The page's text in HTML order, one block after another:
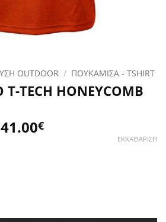
OUTDOOR / ΠΟΥΚΑΜΙΣΑ - TSHIRT
T-TECH HONEYCOMB
€Η
ΕΚΚΑΘΆΡΙΣΗ
HONEYCOMB ποσότητα